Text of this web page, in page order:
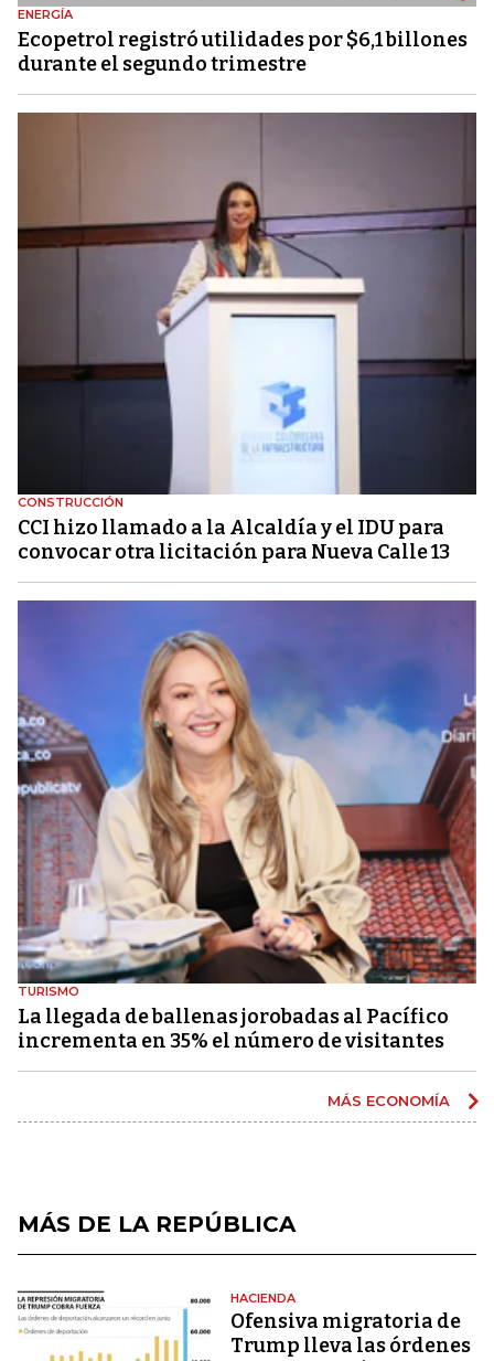
ENERGÍA
Ecopetrol registró utilidades por $6,1 billones
durante el segundo trimestre
CONSTRUCCIÓN
CCI hizo llamado a la Alcaldía y el IDU para
convocar otra licitación para Nueva Calle 13
TURISMO
La llegada de ballenas jorobadas al Pacífico
incrementa en 35% el número de visitantes
MÁS ECONOMÍA
MÁS DE LA REPÚBLICA
HACIENDA
Ofensiva migratoria de
Trump lleva las órdenes